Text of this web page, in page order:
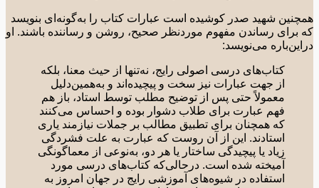
شهید صدر کوشیده است عبارات کتاب را به‌گونه‌ای بنویسد
برای رساندن مفهوم موردنظر صحیح، روشن و رساننده باشند. او
می‌نویسد:
کتاب‌های درسی اصولی رایج، نه‌تنها از حیث معنا، بلکه
از جهت عبارات نیز سخت و پیچیده‌اند و به‌همین‌دلیل
معمولاً حتی پس از توضیح مطلب توسط استاد، باز هم
فهم عبارت برای طلاب دشوار بوده و احساس می‌کنند
که همچنان برای تطبیق مطالب بر جملات نیازمند یاری
استادند. این از آن روست که عبارت به علت فشردگی
زیاد یا پیچیدگی ساختار یا هر دو، به‌نوعی از معماگونگی
آمیخته شده است. درحالی‌که کتاب‌های درسی‌ مورد
استفاده در شیوه‌های آموزشی رایج در جهان امروز به